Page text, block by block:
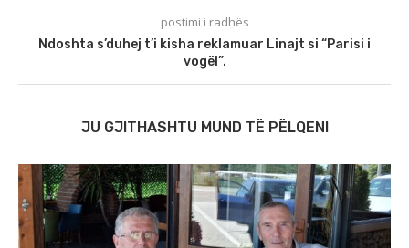
postimi i radhës
Ndoshta s’duhej t’i kisha reklamuar Linajt si “Parisi i
vogël”.
JU GJITHASHTU MUND TË PËLQENI